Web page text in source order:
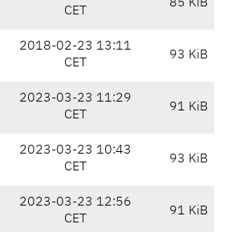
CET
85 KiB
2018-02-23 13:11
CET
93 KiB
2023-03-23 11:29
CET
91 KiB
2023-03-23 10:43
CET
93 KiB
2023-03-23 12:56
CET
91 KiB